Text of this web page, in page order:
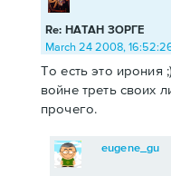
Re: НАТАН ЗОРГЕ
March 24 2008,
То есть это ирония
войне треть своих
прочего.
eugene_gu